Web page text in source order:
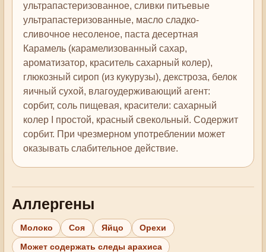
ультрапастеризованное, сливки питьевые
ультрапастеризованные, масло сладко-
сливочное несоленое, паста десертная
Карамель (карамелизованный сахар,
ароматизатор, краситель сахарный колер),
глюкозный сироп (из кукурузы), декстроза, белок
яичный сухой, влагоудерживающий агент:
сорбит, соль пищевая, красители: сахарный
колер I простой, красный свекольный. Содержит
сорбит. При чрезмерном употреблении может
оказывать слабительное действие.
Аллергены
Молоко Соя Яйцо Орехи
Может содержать следы арахиса